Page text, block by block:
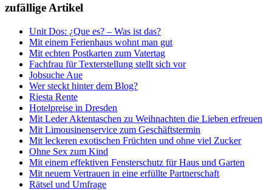
zufällige Artikel
Unit Dos: ¿Que es? – Was ist das?
Mit einem Ferienhaus wohnt man gut
Mit echten Postkarten zum Vatertag
Fachfrau für Texterstellung stellt sich vor
Jobsuche Aue
Wer steckt hinter dem Blog?
Riesta Rente
Hotelpreise in Dresden
Mit Leder Aktentaschen zu Weihnachten die Lieben erfreuen
Mit Limousinenservice zum Geschäftstermin
Mit leckeren exotischen Früchten und ohne viel Zucker
Ohne Sex zum Kind
Mit einem effektiven Fensterschutz für Haus und Garten
Mit neuem Vertrauen in eine erfüllte Partnerschaft
Rätsel und Umfrage